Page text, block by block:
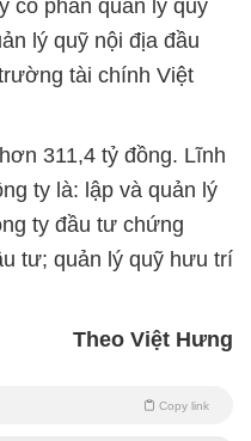
cổ phần quản lý quỹ
lý quỹ nội địa đầu
tài chính Việt
311,4 tỷ đồng. Lĩnh
ty là: lập và quản lý
ty đầu tư chứng
tư; quản lý quỹ hưu trí
Theo Việt Hưng
Copy link